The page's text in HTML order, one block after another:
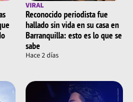
VIRAL
Reconocido periodista fue
hallado sin vida en su casa en
Barranquilla: esto es lo que se
sabe
Hace 2 días